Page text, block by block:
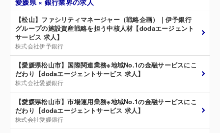
愛媛県 × 銀行業界の求人
【松山】ファシリティマネージャー（戦略企画）｜伊予銀行
グループの施設資産戦略を担う中核人材【dodaエージェント
サービス 求人】
株式会社伊予銀行
【愛媛県松山市】国際関連業務※地域No.1の金融サービスにこ
だわり【dodaエージェントサービス 求人】
株式会社愛媛銀行
【愛媛県松山市】市場運用業務※地域No.1の金融サービスにこ
だわり【dodaエージェントサービス 求人】
株式会社愛媛銀行